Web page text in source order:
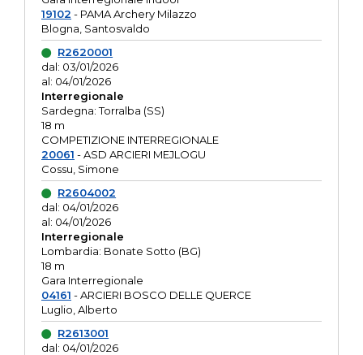
19102 - PAMA Archery Milazzo
Blogna, Santosvaldo
R2620001
dal: 03/01/2026
al: 04/01/2026
Interregionale
Sardegna: Torralba (SS)
18 m
COMPETIZIONE INTERREGIONALE
20061 - ASD ARCIERI MEJLOGU
Cossu, Simone
R2604002
dal: 04/01/2026
al: 04/01/2026
Interregionale
Lombardia: Bonate Sotto (BG)
18 m
Gara Interregionale
04161 - ARCIERI BOSCO DELLE QUERCE
Luglio, Alberto
R2613001
dal: 04/01/2026